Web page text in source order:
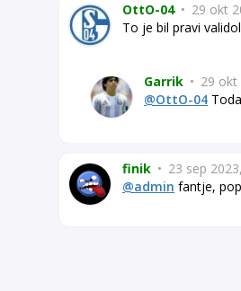
OttO-04 • 29 okt
To je bil pravi
Garrik • 29 okt
@OttO-04
finik • 23 sep
@admin fantje,